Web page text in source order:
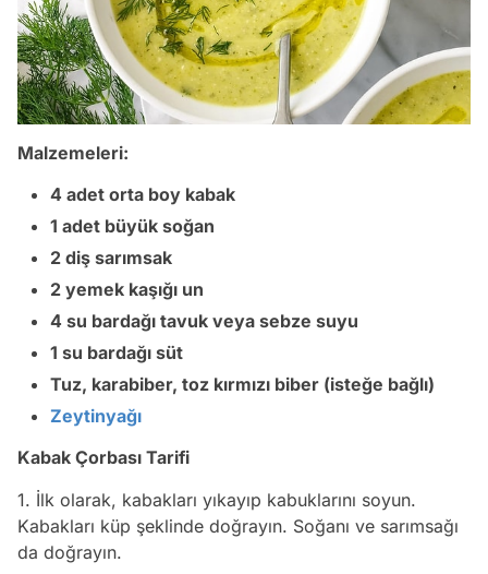
Malzemeleri:
4 adet orta boy kabak
1 adet büyük soğan
2 diş sarımsak
2 yemek kaşığı un
4 su bardağı tavuk veya sebze suyu
1 su bardağı süt
Tuz, karabiber, toz kırmızı biber (isteğe bağlı)
Zeytinyağı
Kabak Çorbası Tarifi
1. İlk olarak, kabakları yıkayıp kabuklarını soyun.
Kabakları küp şeklinde doğrayın. Soğanı ve sarımsağı
da doğrayın.